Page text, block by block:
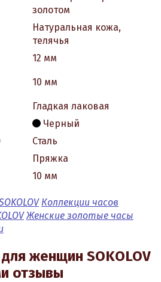
золотом
Натуральная кожа,
телячья
12 мм
10 мм
Гладкая лаковая
Черный
Сталь
Пряжка
10 мм
Коллекции часов
Женские золотые часы
женщин SOKOLOV
отзывы